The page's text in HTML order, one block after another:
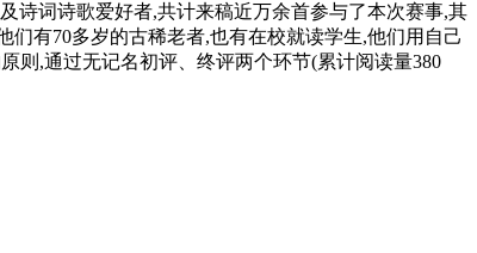
词诗歌爱好者,共计来稿近万余首参与了本次赛事,其
有70多岁的古稀老者,也有在校就读学生,他们用自己
则,通过无记名初评、终评两个环节(累计阅读量380